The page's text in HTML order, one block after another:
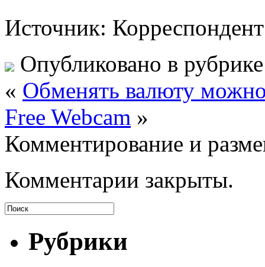
Источник: Корреспондент
Опубликовано в
« Обменять валюту
Free Webcam »
Комментирование и
Комментарии закрыты.
Рубрики